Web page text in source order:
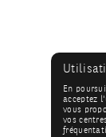
En
acceptez
vous
vos